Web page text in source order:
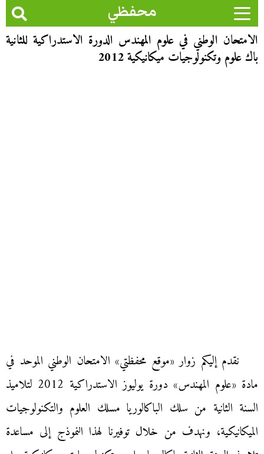
محفظي
الامتحان الوطني في علوم المهندس الدورة الاستدراكية للثانية
باك علوم وتكنولوجيات ميكانيكية 2012
نقدم إليكم زوار «موقع محفظتي» الامتحان الوطني الموحد في
مادة «علوم المهندس» دورة يوليوز الاستدراكية 2012 لتلاميذ
السنة الثانية من سلك الباكالوريا مسلك العلوم والتكنولوجيات
الميكانيكية، ونهدف من خلال توفيرنا لهذا النموذج إلى مساعدة